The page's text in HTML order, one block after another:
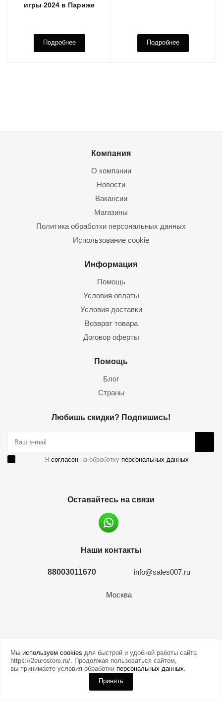
игры 2024 в Париже
Подробнее Подробнее
Компания
О компании
Новости
Вакансии
Магазины
Политика обработки персональных данных
Использование cookie
Информация
Помощь
Условия оплаты
Условия доставки
Возврат товара
Договор оферты
Помощь
Блог
Страны
Любишь скидки? Подпишись!
Я согласен на обработку персональных данных
Оставайтесь на связи
Наши контакты
88003011670 info@sales007.ru
Москва
Мы используем cookies для быстрой и удобной работы сайта
https://2eurostore.ru/. Продолжая пользоваться сайтом,
вы принимаете условия обработки персональных данных.
Принять